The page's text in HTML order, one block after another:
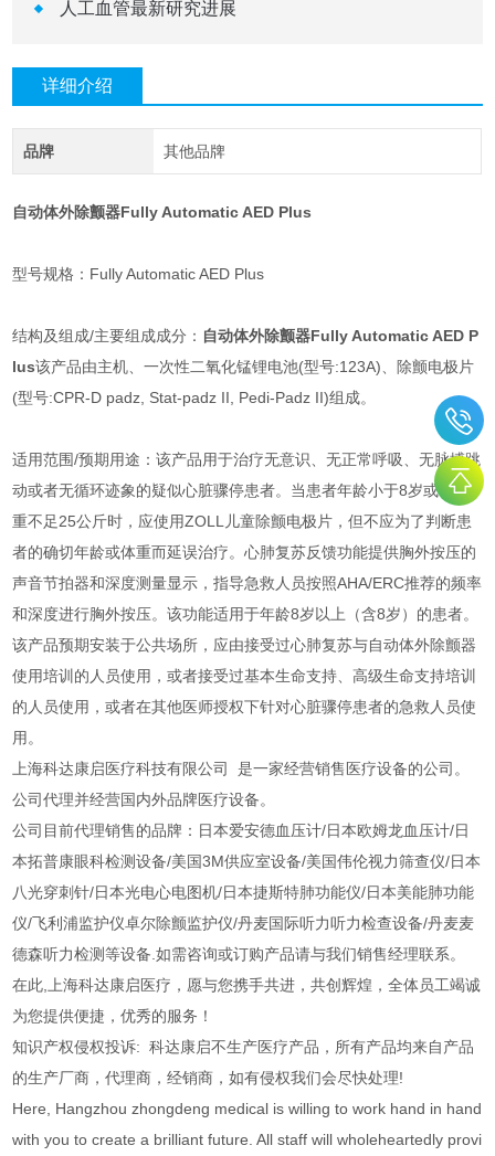
人工血管最新研究进展
详细介绍
品牌 其他品牌
自动体外除颤器Fully Automatic AED Plus
型号规格：Fully Automatic AED Plus
结构及组成/主要组成成分： 自动体外除颤器Fully Automatic AED P
lus该产品由主机、一次性二氧化锰锂电池(型号:123A)、除颤电极片
(型号:CPR-D padz, Stat-padz II, Pedi-Padz II)组成。
适用范围/预期用途：该产品用于治疗无意识、无正常呼吸、无脉搏跳
动或者无循环迹象的疑似心脏骤停患者。当患者年龄小于8岁或者体
重不足25公斤时，应使用ZOLL儿童除颤电极片，但不应为了判断患
者的确切年龄或体重而延误治疗。心肺复苏反馈功能提供胸外按压的
声音节拍器和深度测量显示，指导急救人员按照AHA/ERC推荐的频率
和深度进行胸外按压。该功能适用于年龄8岁以上（含8岁）的患者。
该产品预期安装于公共场所，应由接受过心肺复苏与自动体外除颤器
使用培训的人员使用，或者接受过基本生命支持、高级生命支持培训
的人员使用，或者在其他医师授权下针对心脏骤停患者的急救人员使
用。
上海科达康启医疗科技有限公司 是一家经营销售医疗设备的公司。
公司代理并经营国内外品牌医疗设备。
公司目前代理销售的品牌：日本爱安德血压计/日本欧姆龙血压计/日
本拓普康眼科检测设备/美国3M供应室设备/美国伟伦视力筛查仪/日本
八光穿刺针/日本光电心电图机/日本捷斯特肺功能仪/日本美能肺功能
仪/飞利浦监护仪卓尔除颤监护仪/丹麦国际听力听力检查设备/丹麦麦
德森听力检测等设备.如需咨询或订购产品请与我们销售经理联系。
在此,上海科达康启医疗，愿与您携手共进，共创辉煌，全体员工竭诚
为您提供便捷，优秀的服务！
知识产权侵权投诉: 科达康启不生产医疗产品，所有产品均来自产品
的生产厂商，代理商，经销商，如有侵权我们会尽快处理!
Here, Hangzhou zhongdeng medical is willing to work hand in hand
with you to create a brilliant future. All staff will wholeheartedly provi